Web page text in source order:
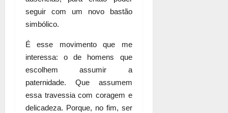
seguir com um novo bastão
simbólico.
É esse movimento que me
interessa: o de homens que
escolhem assumir a
paternidade. Que assumem
essa travessia com coragem e
delicadeza. Porque, no fim, ser